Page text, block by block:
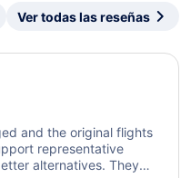
Ver todas las reseñas
and the original flights
representative
alternatives. They